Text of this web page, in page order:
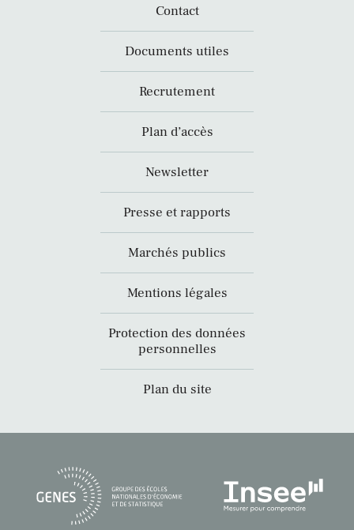
Contact
Documents utiles
Recrutement
Plan d’accès
Newsletter
Presse et rapports
Marchés publics
Mentions légales
Protection des données
personnelles
Plan du site